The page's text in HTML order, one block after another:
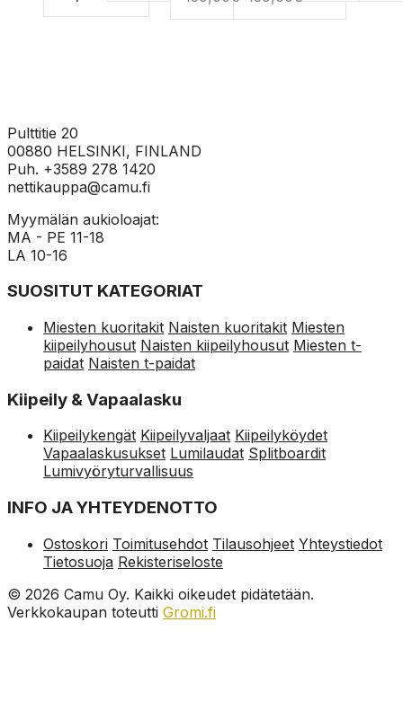
tuotteen
sivulla.
tuotteen
sivulla.
sivulla.
Pulttitie 20
00880 HELSINKI, FINLAND
Puh. +3589 278 1420
nettikauppa@camu.fi
Myymälän aukioloajat:
MA - PE 11-18
LA 10-16
SUOSITUT KATEGORIAT
Miesten kuoritakit Naisten kuoritakit Miesten
kiipeilyhousut Naisten kiipeilyhousut Miesten t-
paidat Naisten t-paidat
Kiipeily & Vapaalasku
Kiipeilykengät Kiipeilyvaljaat Kiipeilyköydet
Vapaalaskusukset Lumilaudat Splitboardit
Lumivyöryturvallisuus
INFO JA YHTEYDENOTTO
Ostoskori Toimitusehdot Tilausohjeet Yhteystiedot
Tietosuoja Rekisteriseloste
© 2026 Camu Oy. Kaikki oikeudet pidätetään.
Verkkokaupan toteutti Gromi.fi